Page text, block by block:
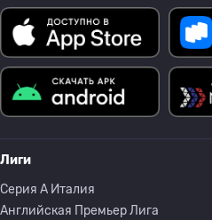
Лиги
Серия A Италия
Английская Премьер Лига